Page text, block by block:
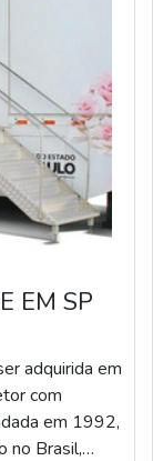
EM SP
adquirida em
com
em 1992,
no Brasil,